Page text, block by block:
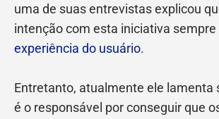
uma de suas entrevistas explicou
intenção com esta iniciativa
experiência do usuário.
Entretanto, atualmente ele lamenta
é o responsável por conseguir que